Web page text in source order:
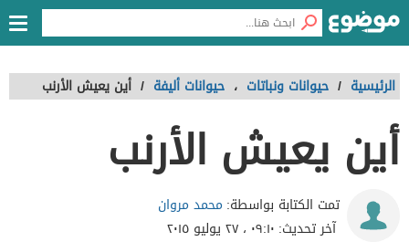
الرئيسية / حيوانات ونباتات ، حيوانات أليفة / أين يعيش الأرنب
أين يعيش الأرنب
تمت الكتابة بواسطة: محمد مروان
آخر تحديث: ٠٩:١٠ ، ٢٧ يوليو ٢٠١٥